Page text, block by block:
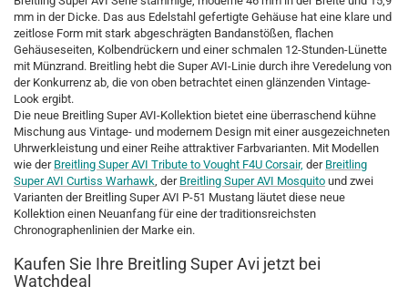
mm in der Dicke. Das aus Edelstahl gefertigte Gehäuse hat eine klare und
zeitlose Form mit stark abgeschrägten Bandanstößen, flachen
Gehäuseseiten, Kolbendrückern und einer schmalen 12-Stunden-Lünette
mit Münzrand. Breitling hebt die Super AVI-Linie durch ihre Veredelung von
der Konkurrenz ab, die von oben betrachtet einen glänzenden Vintage-
Look ergibt.
Die neue Breitling Super AVI-Kollektion bietet eine überraschend kühne
Mischung aus Vintage- und modernem Design mit einer ausgezeichneten
Uhrwerkleistung und einer Reihe attraktiver Farbvarianten. Mit Modellen
wie der Breitling Super AVI Tribute to Vought F4U Corsair, der Breitling
Super AVI Curtiss Warhawk, der Breitling Super AVI Mosquito und zwei
Varianten der Breitling Super AVI P-51 Mustang läutet diese neue
Kollektion einen Neuanfang für eine der traditionsreichsten
Chronographenlinien der Marke ein.
Kaufen Sie Ihre Breitling Super Avi jetzt bei
Watchdeal